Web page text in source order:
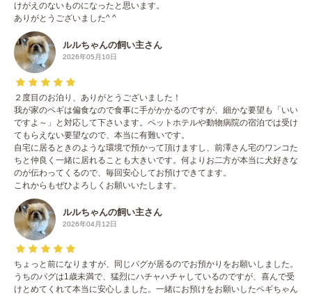
けがえのないものになったと思います。
ありがとうございました^ ^
ルルちゃんの飼い主さん
2026年05月10日
２度目のお泊り、ありがとうございました！
我が家のペギは偏食なので食事に手がかかるのですが、細かな要望も「いい
ですよ～」と対応して下さいます。ペットホテルや動物病院の宿泊では受け
てもらえない要望なので、本当に有難いです。
自宅に居るときのような環境で預かって頂けますし、前澤さん宅のワンコた
ちと仲良く一緒に居れることも大きいです。何よりお二方が本当に犬好きな
のが伝わってくるので、毎回安心してお預けできてます。
これからもぜひよろしくお願いいたします。
ルルちゃんの飼い主さん
2026年04月12日
ちょっと前になりますが、同じパグが居るのでお預かりをお願いしました。
うちのパグは1歳未満で、猛烈にハチャハチャしているのですが、喜んで受
けとめてくれて本当に安心しました。一緒にお預けをお願いしたペギちゃん